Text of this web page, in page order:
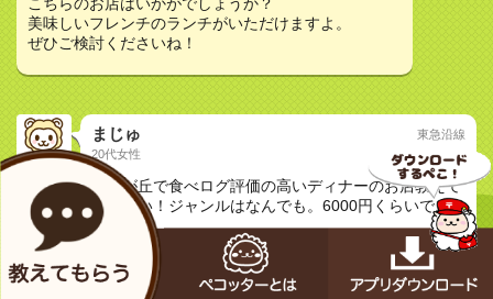
美味しいフレンチのランチがいただけますよ。
ぜひご検討くださいね！
質問
まじゅ
20代女性
東急沿線
自由が丘で食べログ評価の高いディナーのお店教えて
ください！ジャンルはなんでも。6000円くらいで。
もりちゃん